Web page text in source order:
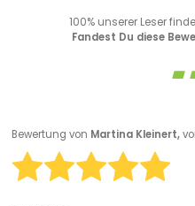
100% unserer Leser
Fandest Du diese
Bewertung von Martina Kleinert,